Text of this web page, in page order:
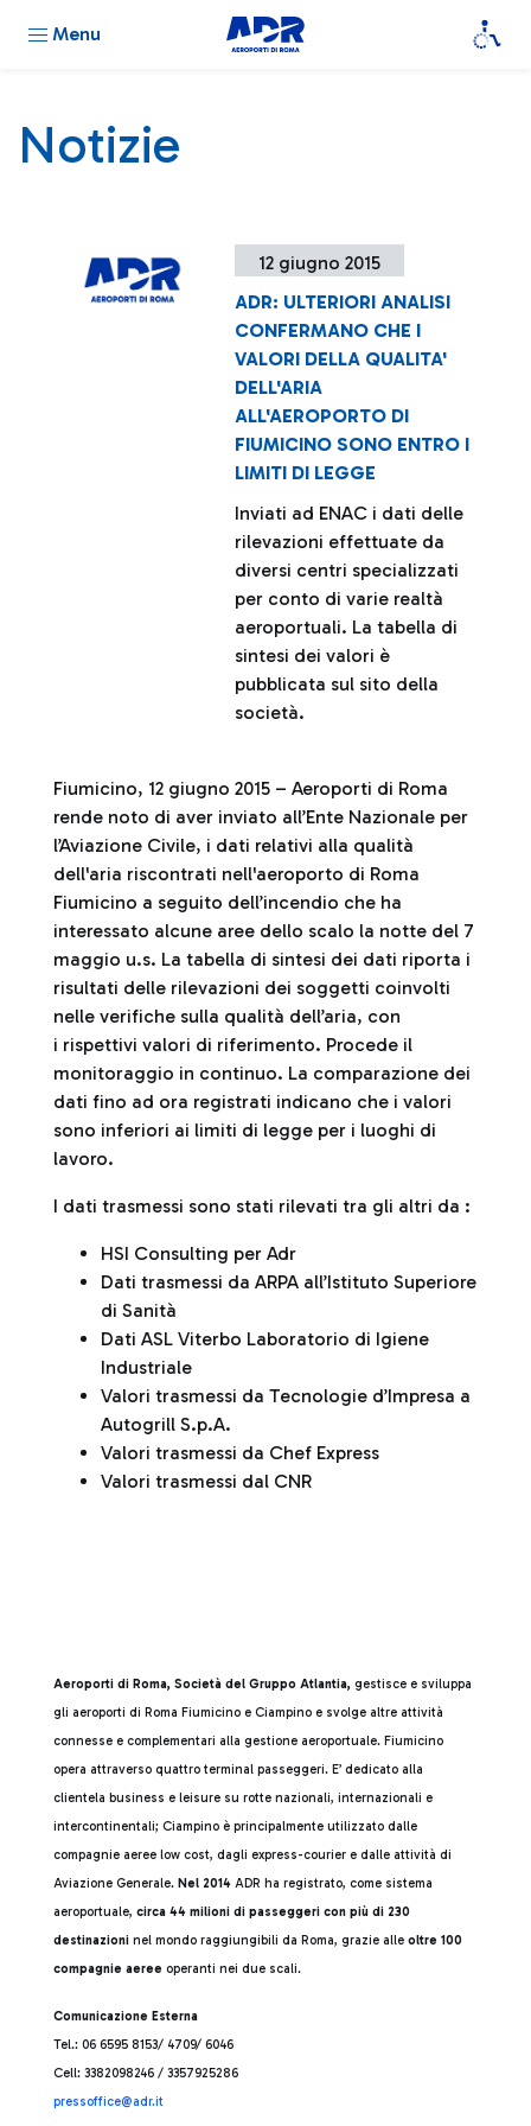
Menu
Notizie
12 giugno 2015
ADR: ULTERIORI ANALISI
CONFERMANO CHE I
VALORI DELLA QUALITA'
DELL'ARIA
ALL'AEROPORTO DI
FIUMICINO SONO ENTRO I
LIMITI DI LEGGE
Inviati ad ENAC i dati delle
rilevazioni effettuate da
diversi centri specializzati
per conto di varie realtà
aeroportuali. La tabella di
sintesi dei valori è
pubblicata sul sito della
società.
Fiumicino, 12 giugno 2015 – Aeroporti di Roma
rende noto di aver inviato all’Ente Nazionale per
l’Aviazione Civile, i dati relativi alla qualità
dell'aria riscontrati nell'aeroporto di Roma
Fiumicino a seguito dell’incendio che ha
interessato alcune aree dello scalo la notte del 7
maggio u.s. La tabella di sintesi dei dati riporta i
risultati delle rilevazioni dei soggetti coinvolti
nelle verifiche sulla qualità dell’aria, con
i rispettivi valori di riferimento. Procede il
monitoraggio in continuo. La comparazione dei
dati fino ad ora registrati indicano che i valori
sono inferiori ai limiti di legge per i luoghi di
lavoro.
I dati trasmessi sono stati rilevati tra gli altri da :
HSI Consulting per Adr
Dati trasmessi da ARPA all’Istituto Superiore
di Sanità
Dati ASL Viterbo Laboratorio di Igiene
Industriale
Valori trasmessi da Tecnologie d’Impresa a
Autogrill S.p.A.
Valori trasmessi da Chef Express
Valori trasmessi dal CNR
Aeroporti di Roma, Società del Gruppo Atlantia, gestisce e sviluppa
gli aeroporti di Roma Fiumicino e Ciampino e svolge altre attività
connesse e complementari alla gestione aeroportuale. Fiumicino
opera attraverso quattro terminal passeggeri. E’ dedicato alla
clientela business e leisure su rotte nazionali, internazionali e
intercontinentali; Ciampino è principalmente utilizzato dalle
compagnie aeree low cost, dagli express-courier e dalle attività di
Aviazione Generale. Nel 2014 ADR ha registrato, come sistema
aeroportuale, circa 44 milioni di passeggeri con più di 230
destinazioni nel mondo raggiungibili da Roma, grazie alle oltre 100
compagnie aeree operanti nei due scali.
Comunicazione Esterna
Tel.: 06 6595 8153/ 4709/ 6046
Cell: 3382098246 / 3357925286
pressoffice@adr.it